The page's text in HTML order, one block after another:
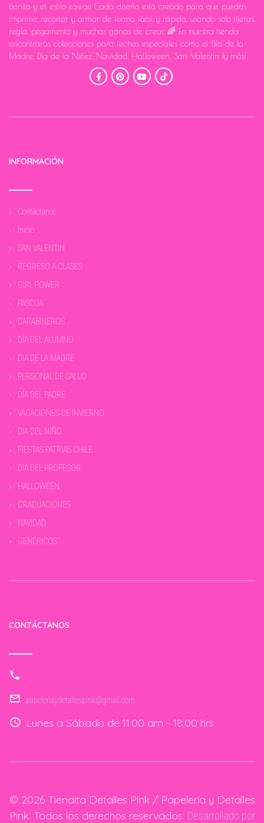
bonita y el estilo kawaii Cada diseño está creado para que puedas
imprimir, recortar y armar de forma fácil y rápida, usando solo tijeras,
regla, pegamento y muchas ganas de crear. 🌈 En nuestra tienda
encontrarás colecciones para fechas especiales como el Día de la
Madre, Día de la Niñez, Navidad, Halloween, San Valentín ¡y más!
INFORMACIÓN
Contáctanos
Inicio
SAN VALENTIN
REGRESO A CLASES
GIRL POWER
PASCUA
CARABINEROS
DÍA DEL ALUMNO
DIA DE LA MADRE
PERSONAL DE SALUD
DÍA DEL PADRE
VACACIONES DE INVIERNO
DIA DEL NIÑO
FIESTAS PATRIAS CHILE
DIA DEL PROFESOR
HALLOWEEN
GRADUACIONES
NAVIDAD
GENÉRICOS
CONTÁCTANOS
papeleriaydetallespink@gmail.com
Lunes a Sábado de 11:00 am - 18:00 hrs
© 2026 Tiendita Detalles Pink / Papelería y Detalles
Pink. Todos los derechos reservados. Desarrollado por